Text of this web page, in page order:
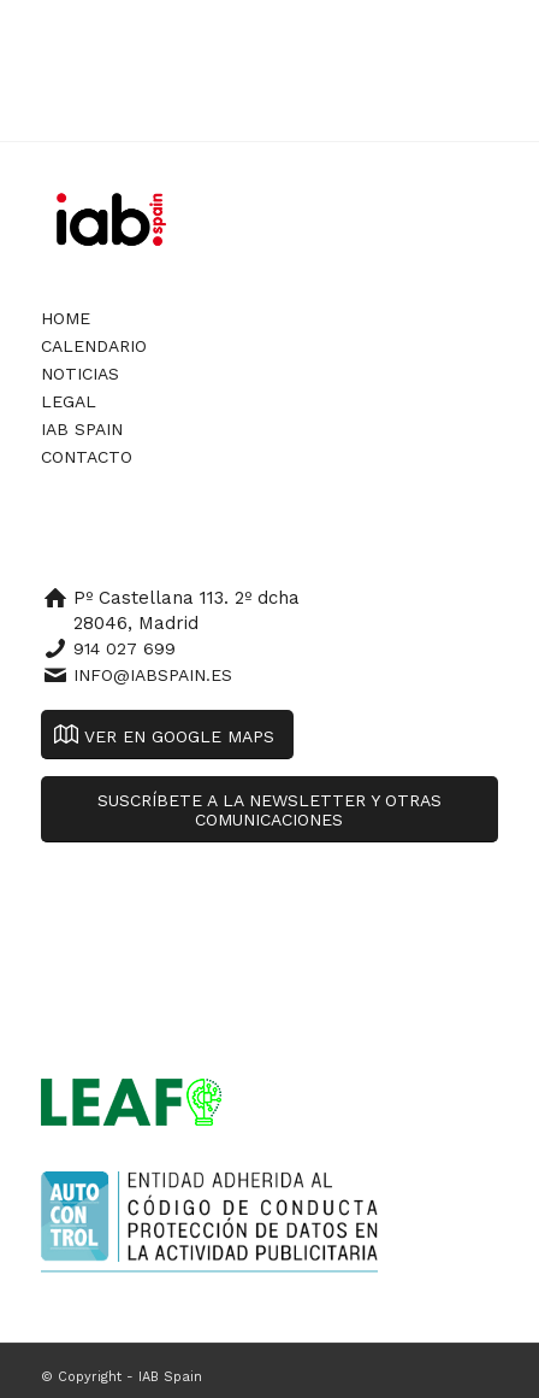
HOME
CALENDARIO
NOTICIAS
LEGAL
IAB SPAIN
CONTACTO
Pº Castellana 113. 2º dcha
28046, Madrid
914 027 699
INFO@IABSPAIN.ES
VER EN GOOGLE MAPS
SUSCRÍBETE A LA NEWSLETTER Y OTRAS
COMUNICACIONES
© Copyright - IAB Spain